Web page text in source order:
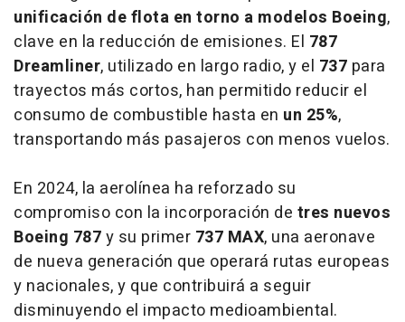
unificación de flota en torno a modelos Boeing,
clave en la reducción de emisiones. El 787
Dreamliner, utilizado en largo radio, y el 737 para
trayectos más cortos, han permitido reducir el
consumo de combustible hasta en un 25%,
transportando más pasajeros con menos vuelos.
En 2024, la aerolínea ha reforzado su
compromiso con la incorporación de tres nuevos
Boeing 787y su primer 737 MAX, una aeronave
de nueva generación que operará rutas europeas
y nacionales, y que contribuirá a seguir
disminuyendo el impacto medioambiental.